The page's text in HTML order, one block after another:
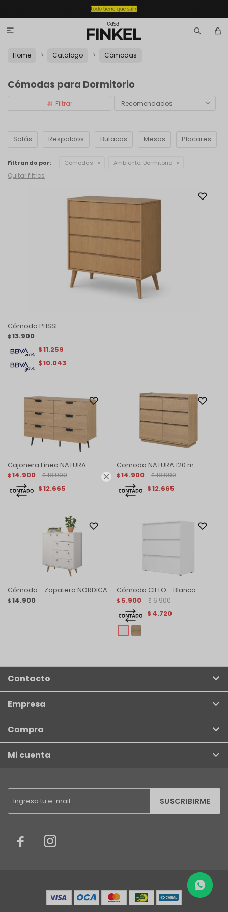


Home Catálogo Cómodas
Cómodas para Dormitorio
Recomendados
Sofás Respaldos Butacas Mesas Placares
Filtrando por: Cómodas Ambiente: Dormitorio
Quitar filtros
Cómoda PLISSE
$ 13.900
$10.043
$11.259
Cajonera Línea NATURA
$ 14.900 $ 18.900
$12.665
Comoda NATURA 120 m
$ 14.900 $ 18.900
$12.665
Cómoda - Zapatera NORDICA
$ 14.900
Cómoda CIELO - Blanco
$ 5.900 $ 6.900
$ 4.720
SUSCRIBIRME
 
Contacto
Empresa
Compra
Mi cuenta